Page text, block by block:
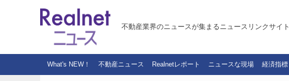
不動産業界のニュースが集まるニュースリンクサイト
What's NEW！ 不動産ニュース Realnetレポート ニュースな現場 経済指標